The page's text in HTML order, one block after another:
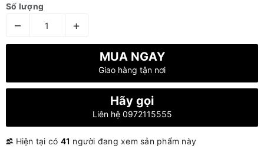
Số lượng
– +
MUA NGAY
Giao hàng tận nơi
Hãy gọi
Liên hệ 0972115555
Hiện tại có 41 người đang xem sản phẩm này